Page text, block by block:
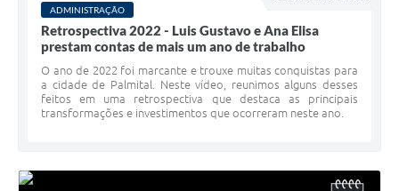
ADMINISTRAÇÃO
Retrospectiva 2022 - Luis Gustavo e Ana Elisa
prestam contas de mais um ano de trabalho
O ano de 2022 foi marcante e trouxe muitas conquistas para
a cidade de Palmital. Neste vídeo, reunimos alguns desses
feitos em uma retrospectiva que destaca as principais
transformações e investimentos que ocorreram neste ano.